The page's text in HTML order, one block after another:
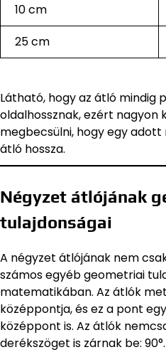
10 cm
25 cm
Látható, hogy az átló mindig
oldalhossznak, ezért nagyon
megbecsülni, hogy egy
átló hossza.
Négyzet átlójának
tulajdonságai
A négyzet átlójának nem
számos egyéb geometriai
matematikában. Az átlók
középpontja, és ez a pont
középpont is. Az átlók
derékszöget is zárnak be: 90°.